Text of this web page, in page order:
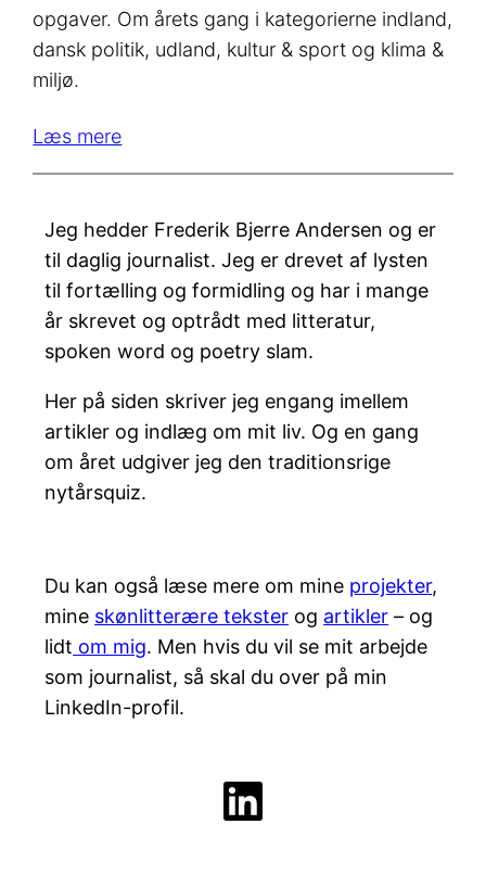
opgaver. Om årets gang i kategorierne indland,
dansk politik, udland, kultur & sport og klima &
miljø.
Læs mere
Jeg hedder Frederik Bjerre Andersen og er
til daglig journalist. Jeg er drevet af lysten
til fortælling og formidling og har i mange
år skrevet og optrådt med litteratur,
spoken word og poetry slam.
Her på siden skriver jeg engang imellem
artikler og indlæg om mit liv. Og en gang
om året udgiver jeg den traditionsrige
nytårsquiz.
Du kan også læse mere om mine projekter,
mine skønlitterære tekster og artikler – og
lidt om mig. Men hvis du vil se mit arbejde
som journalist, så skal du over på min
LinkedIn-profil.
LinkedIn